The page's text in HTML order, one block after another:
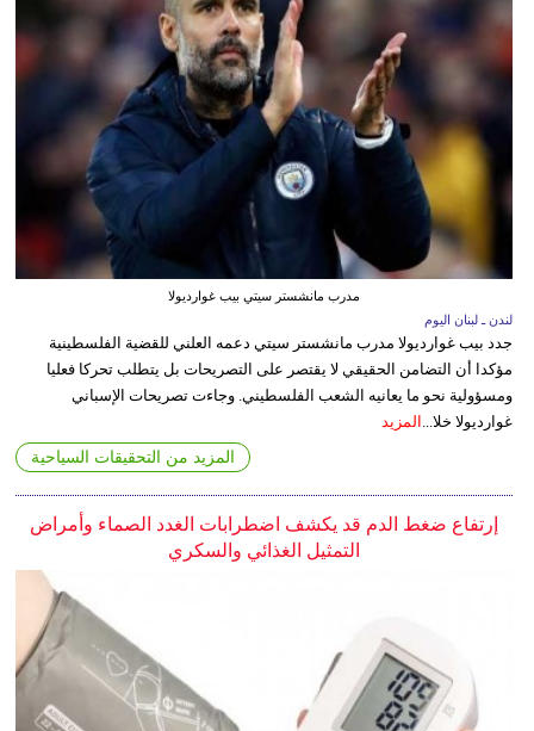
مدرب مانشستر سيتي بيب غوارديولا
لندن ـ لبنان اليوم
جدد بيب غوارديولا مدرب مانشستر سيتي دعمه العلني للقضية الفلسطينية
مؤكدا أن التضامن الحقيقي لا يقتصر على التصريحات بل يتطلب تحركا فعليا
ومسؤولية نحو ما يعانيه الشعب الفلسطيني. وجاءت تصريحات الإسباني
غوارديولا خلا... المزيد
المزيد من التحقيقات السياحية
إرتفاع ضغط الدم قد يكشف اضطرابات الغدد الصماء وأمراض
التمثيل الغذائي والسكري